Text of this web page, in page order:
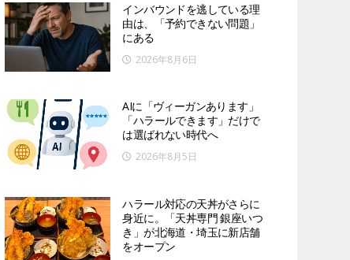
インバウンドを逃している理
由は、「予約できない問題」
にある
2026年8月6日
AIに「ヴィーガンあります」
「ハラールできます」だけで
は選ばれない時代へ
2026年8月5日
ハラール対応の天丼がさらに
身近に。「天丼専門 銀座いつ
き」が北海道・埼玉に新店舗
をオープン